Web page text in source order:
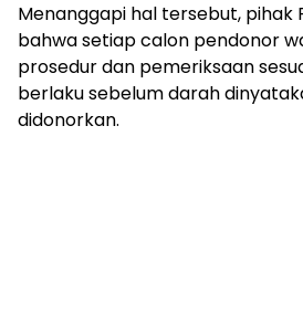
Menanggapi hal tersebut, pihak
bahwa setiap calon pendonor
prosedur dan pemeriksaan
berlaku sebelum darah
didonorkan.